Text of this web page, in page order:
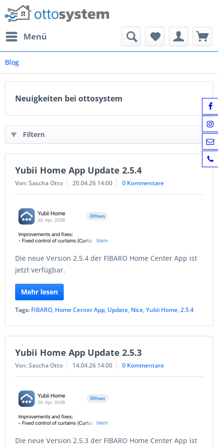
Menü
Blog
Neuigkeiten bei ottosystem
Filtern
Yubii Home App Update 2.5.4
Von: Sascha Otto 20.04.26 14:00 0 Kommentare
Die neue Version 2.5.4 der FIBARO Home Center App ist
jetzt verfügbar.
Mehr lesen
Tags: FIBARO, Home Center App, Update, Nice,Yubii Home,2.5.4
Yubii Home App Update 2.5.3
Von: Sascha Otto 14.04.26 14:00 0 Kommentare
Die neue Version 2.5.3 der FIBARO Home Center App ist